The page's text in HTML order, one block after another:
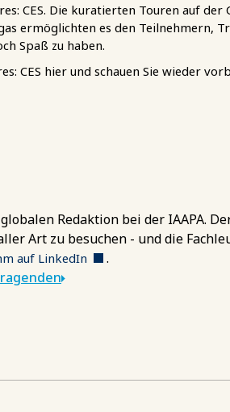
CES. Die kuratierten Touren auf
ermöglichten es den Teilnehmern,
Spaß zu haben.
CES hier und schauen Sie wieder
Redaktion bei der IAAPA.
Art zu besuchen - und die
auf LinkedIn
.